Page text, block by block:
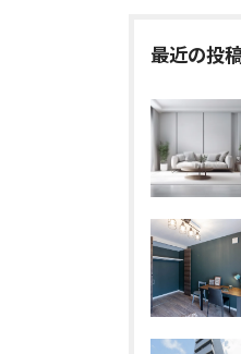
最近の投